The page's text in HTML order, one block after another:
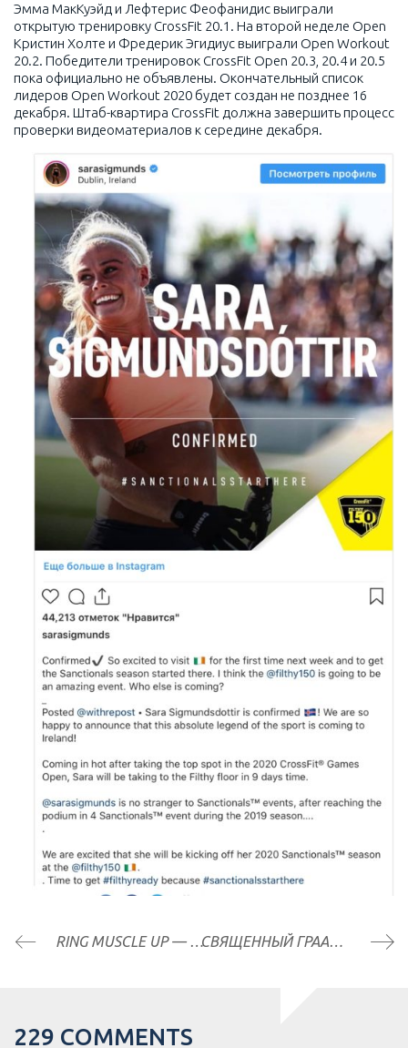
Эмма МакКуэйд и Лефтерис Феофанидис выиграли
открытую тренировку CrossFit 20.1. На второй неделе Open
Кристин Холте и Фредерик Эгидиус выиграли Open Workout
20.2. Победители тренировок CrossFit Open 20.3, 20.4 и 20.5
пока официально не объявлены. Окончательный список
лидеров Open Workout 2020 будет создан не позднее 16
декабря. Штаб-квартира CrossFit должна завершить процесс
проверки видеоматериалов к середине декабря.
RING MUSCLE UP — ВЕРШИНА, НЕ ДОСТИЖИМАЯ ДЛЯ МНОГИХ АТЛЕТОВ. ИЛИ НЕТ? СВЯЩЕННЫЙ ГРААЛЬ ТРЕНИНГА: EMOM СЕТЫ
229 COMMENTS